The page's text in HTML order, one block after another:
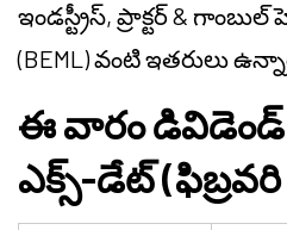
ఇండస్ట్రీస్, ప్రాక్టర్ &
(BEML) వంటి ఇతరులు
ఈ వారం డివిడెండ్
ఎక్స్-డేట్ (ఫిబ్రవరి